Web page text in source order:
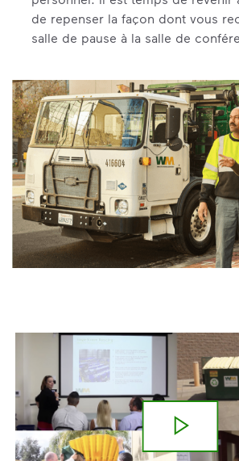
de repenser la façon dont vous
salle de pause à la salle de